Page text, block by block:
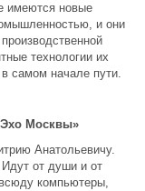
имеются новые
и они
технологии их
самом начале пути.
Москвы»
Анатольевичу.
Идут от души и от
компьютеры,